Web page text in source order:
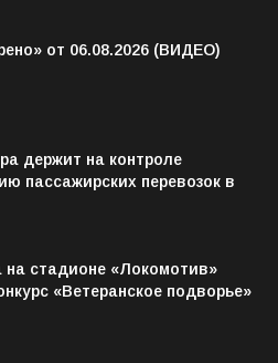
от 06.08.2026 (ВИДЕО)
держит на контроле
на стадионе «Локомотив»